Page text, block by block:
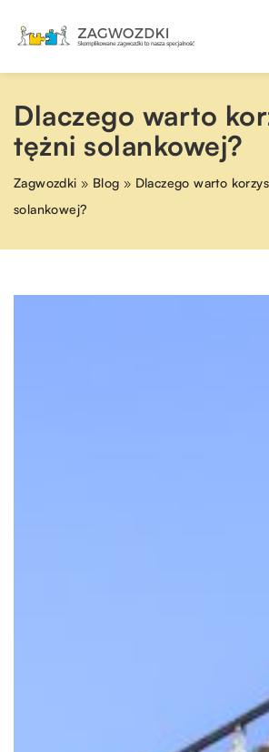
Dlaczego warto
tężni solankowej?
Zagwozdki » Blog » Dlaczego warto
solankowej?